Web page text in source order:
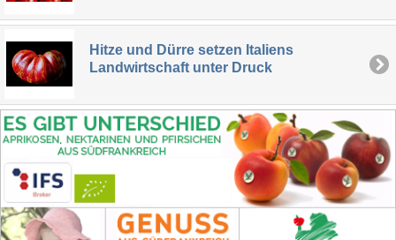
Hitze und Dürre setzen Italiens
Landwirtschaft unter Druck